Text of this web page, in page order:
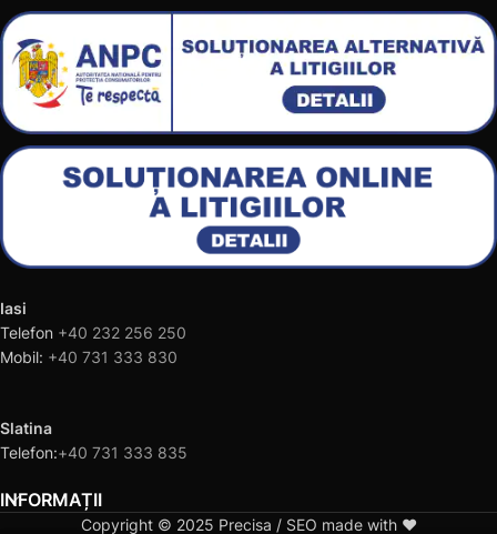
Iasi
Telefon +40 232 256 250
Mobil: +40 731 333 830
Slatina
Telefon:+40 731 333 835
INFORMAȚII
Copyright © 2025 Precisa / SEO made with ❤️